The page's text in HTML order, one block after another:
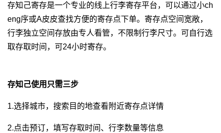
存知己寄存是一个专业的线上行李寄存平台，可以通过小ch
eng序或A皮皮查找方便的寄存点下单。寄存点空间宽敞，
行李独立空间存放由专人看管，不限制行李尺寸。可自行选
取存取时间，可24小时寄存。
存知己使用只需三步
1.选择城市，搜索目的地查看附近寄存点详情
2.点击预订，填写存取时间、行李数量等信息